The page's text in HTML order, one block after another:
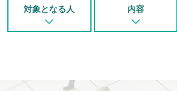
対象となる人 内容